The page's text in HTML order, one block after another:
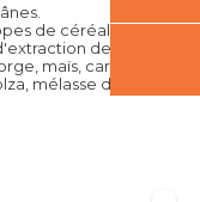
de céréales,
de
maïs, carbonate
mélasse de canne